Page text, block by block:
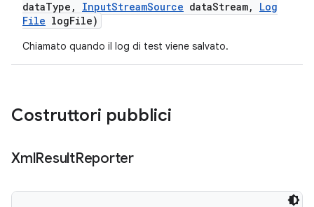
dataType , InputStreamSource dataStream,
Log
File logFile)
Chiamato quando il log di test viene salvato.
Costruttori pubblici
XmlResultReporter